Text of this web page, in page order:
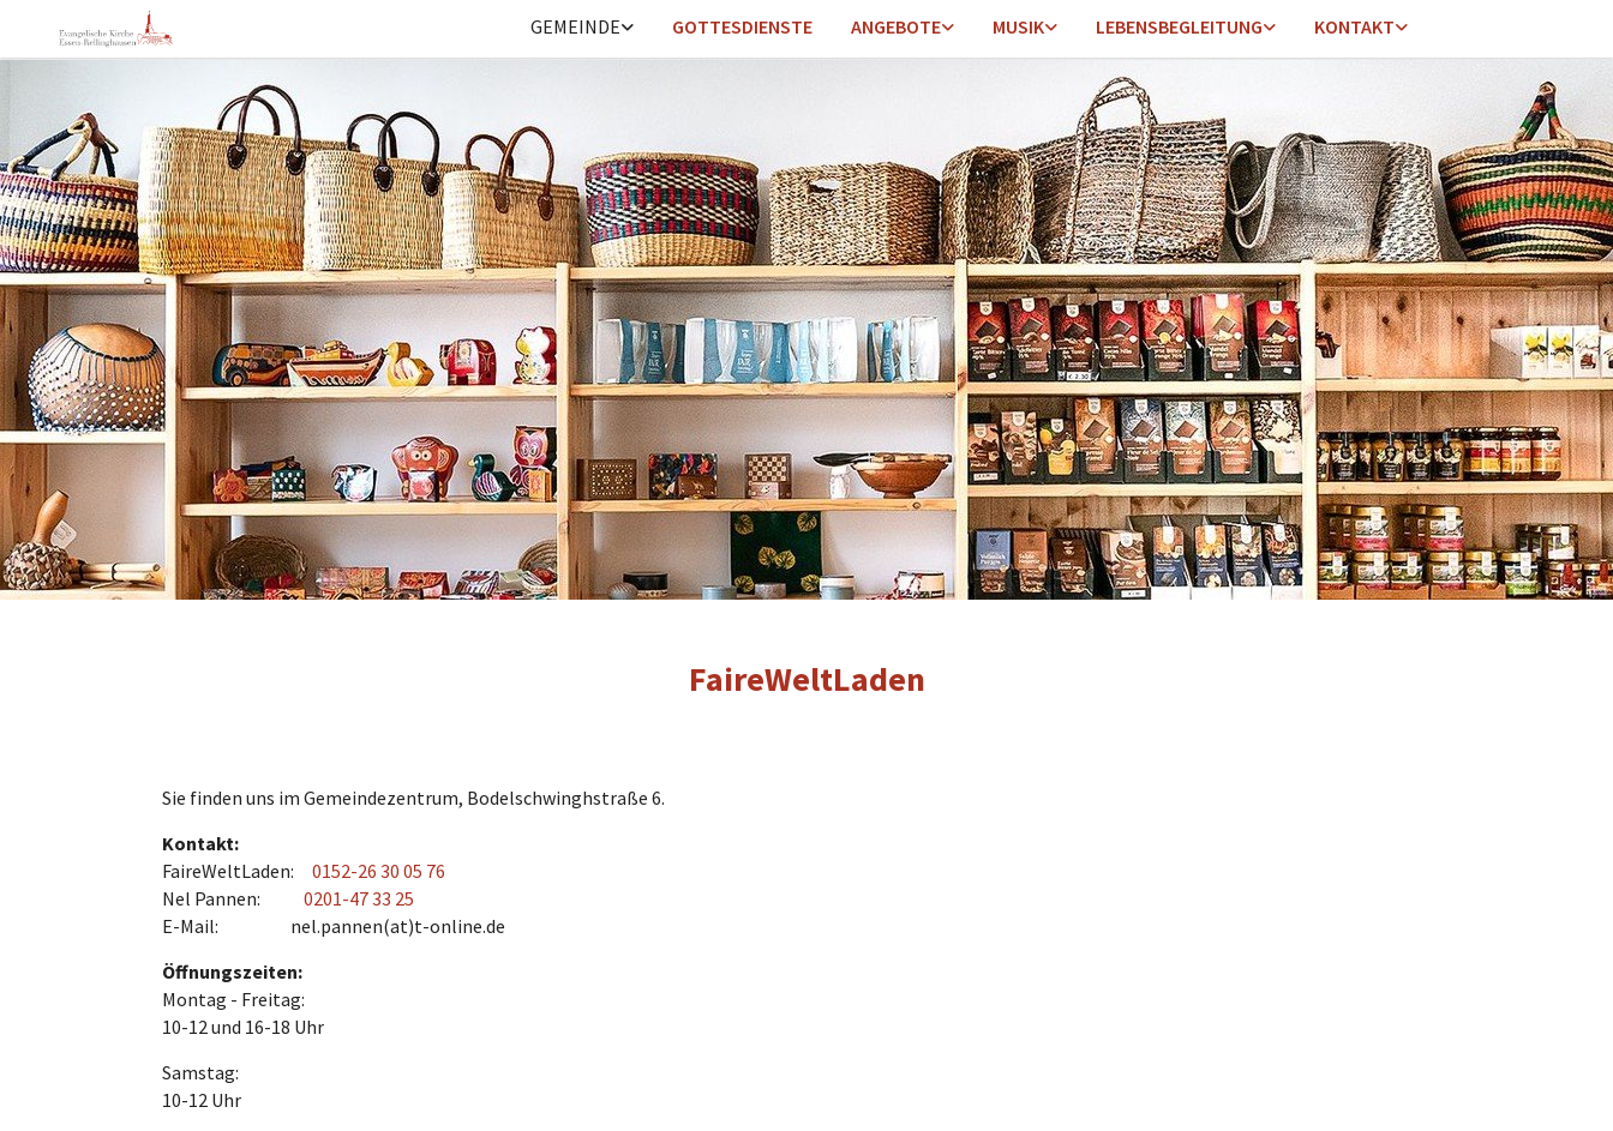
GEMEINDE GOTTESDIENSTE ANGEBOTE MUSIK LEBENSBEGLEITUNG KONTAKT
FaireWeltLaden
Sie finden uns im Gemeindezentrum, Bodelschwinghstraße 6.
Kontakt:
FaireWeltLaden: 0152-26 30 05 76
Nel Pannen: 0201-47 33 25
E-Mail: nel.pannen(at)t-online.de
Öffnungszeiten:
Montag - Freitag:
10-12 und 16-18 Uhr
Samstag:
10-12 Uhr